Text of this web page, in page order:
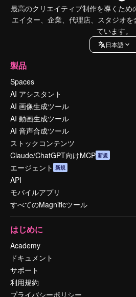
最高のクリエイティブ制作を導くため
エイター、企業、代理店、スタジオ
ています。
日本語
製品
Spaces
AI アシスタント
AI 画像生成ツール
AI 動画生成ツール
AI 音声合成ツール
ストックコンテンツ
Claude/ChatGPT向けMCP 新規
エージェント 新規
API
モバイルアプリ
すべてのMagnificツール
はじめに
Academy
ドキュメント
サポート
利用規約
プライバシーポリシー